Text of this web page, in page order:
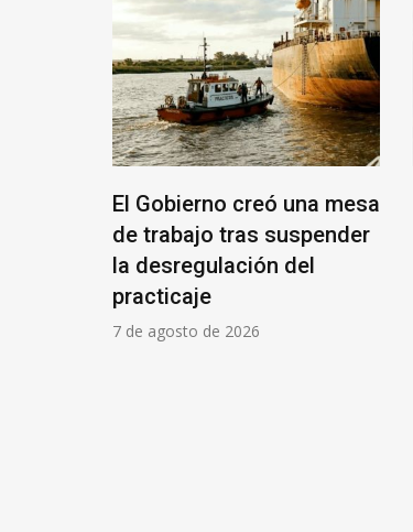
El Gobierno creó una mesa
de trabajo tras suspender
la desregulación del
practicaje
7 de agosto de 2026